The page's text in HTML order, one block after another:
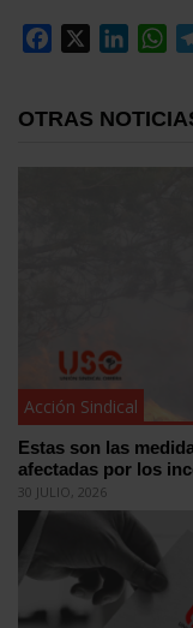
Facebook
OTRAS
Acción Sindical
Estas son las
afectadas por los
30 JULIO, 2026